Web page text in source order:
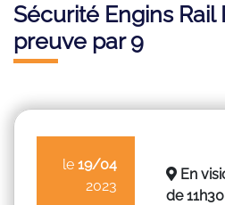
Sécurité Engins Rail
preuve par 9
le 19/04
2023
En
de